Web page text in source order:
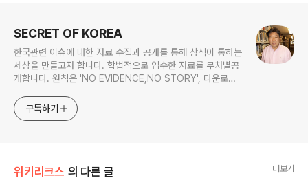
SECRET OF KOREA
한국관련 이슈에 대한 자료 수집과 공개를 통해 상식이 통하는
세상을 만들고자 합니다. 합법적으로 입수한 자료를 무차별공
개합니다. 원칙은 'NO EVIDENCE,NO STORY', 다운로드
jesim56@gmail.com, 안보일때는 구글리더나 RSS로!!
구독하기
위키리크스 의 다른 글 더보기